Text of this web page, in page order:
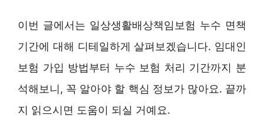
이번 글에서는 일상생활배상책임보험 누수 면책
기간에 대해 디테일하게 살펴보겠습니다. 임대인
보험 가입 방법부터 누수 보험 처리 기간까지 분
석해보니, 꼭 알아야 할 핵심 정보가 많아요. 끝까
지 읽으시면 도움이 되실 거예요.